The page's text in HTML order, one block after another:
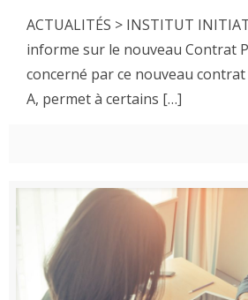
ACTUALITÉS > INSTITUT
informe sur le nouveau Contrat
concerné par ce nouveau
A, permet à certains […]